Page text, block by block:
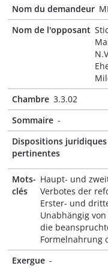
Nom du demandeur
Nom de l'opposant
Chambre 3.3.02
Sommaire -
Dispositions juridiques
pertinentes
Mots-
clés
Haupt- und
Verbotes der
Erster- und
Unabhängig
die
Formelnahrung
Exergue -